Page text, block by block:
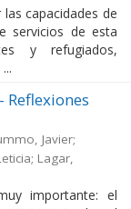
capacidades de
servicios de esta
y refugiados,
Reflexiones
Javier;
Lagar,
importante: el